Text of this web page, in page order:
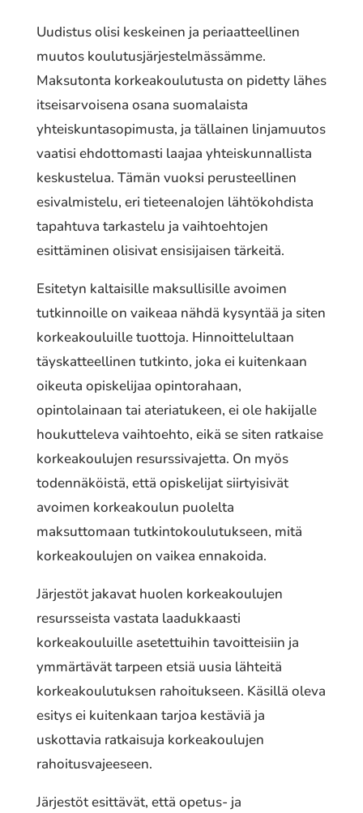
Uudistus olisi keskeinen ja periaatteellinen
muutos koulutusjärjestelmässämme.
Maksutonta korkeakoulutusta on pidetty lähes
itseisarvoisena osana suomalaista
yhteiskuntasopimusta, ja tällainen linjamuutos
vaatisi ehdottomasti laajaa yhteiskunnallista
keskustelua. Tämän vuoksi perusteellinen
esivalmistelu, eri tieteenalojen lähtökohdista
tapahtuva tarkastelu ja vaihtoehtojen
esittäminen olisivat ensisijaisen tärkeitä.
Esitetyn kaltaisille maksullisille avoimen
tutkinnoille on vaikeaa nähdä kysyntää ja siten
korkeakouluille tuottoja. Hinnoittelultaan
täyskatteellinen tutkinto, joka ei kuitenkaan
oikeuta opiskelijaa opintorahaan,
opintolainaan tai ateriatukeen, ei ole hakijalle
houkutteleva vaihtoehto, eikä se siten ratkaise
korkeakoulujen resurssivajetta. On myös
todennäköistä, että opiskelijat siirtyisivät
avoimen korkeakoulun puolelta
maksuttomaan tutkintokoulutukseen, mitä
korkeakoulujen on vaikea ennakoida.
Järjestöt jakavat huolen korkeakoulujen
resursseista vastata laadukkaasti
korkeakouluille asetettuihin tavoitteisiin ja
ymmärtävät tarpeen etsiä uusia lähteitä
korkeakoulutuksen rahoitukseen. Käsillä oleva
esitys ei kuitenkaan tarjoa kestäviä ja
uskottavia ratkaisuja korkeakoulujen
rahoitusvajeeseen.
Järjestöt esittävät, että opetus- ja